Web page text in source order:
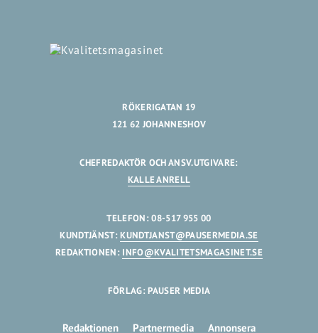
RÖKERIGATAN 19
121 62 JOHANNESHOV
CHEFREDAKTÖR OCH ANSV.UTGIVARE:
KALLE ANRELL
TELEFON: 08-517 955 00
KUNDTJÄNST:KUNDTJANST@PAUSERMEDIA.SE
REDAKTIONEN: INFO@KVALITETSMAGASINET.SE
FÖRLAG: PAUSER MEDIA
Redaktionen Partnermedia Annonsera